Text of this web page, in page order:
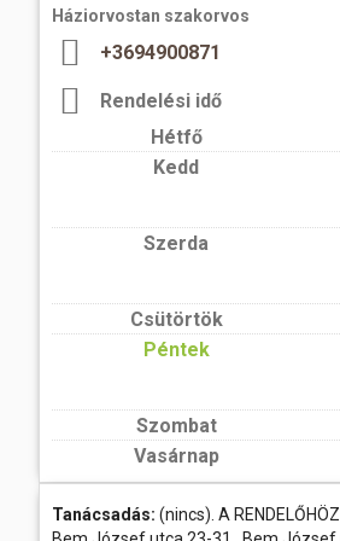
Háziorvostan szakorvos
+3694900871
Rendelési idő
Hétfő
Kedd
Szerda
Csütörtök
Péntek
Szombat
Vasárnap
Tanácsadás: (nincs). A